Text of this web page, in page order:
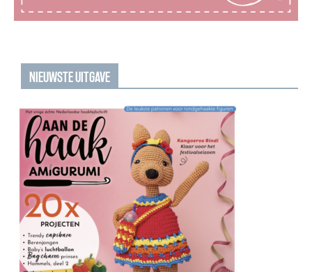
NIEUWSTE UITGAVE